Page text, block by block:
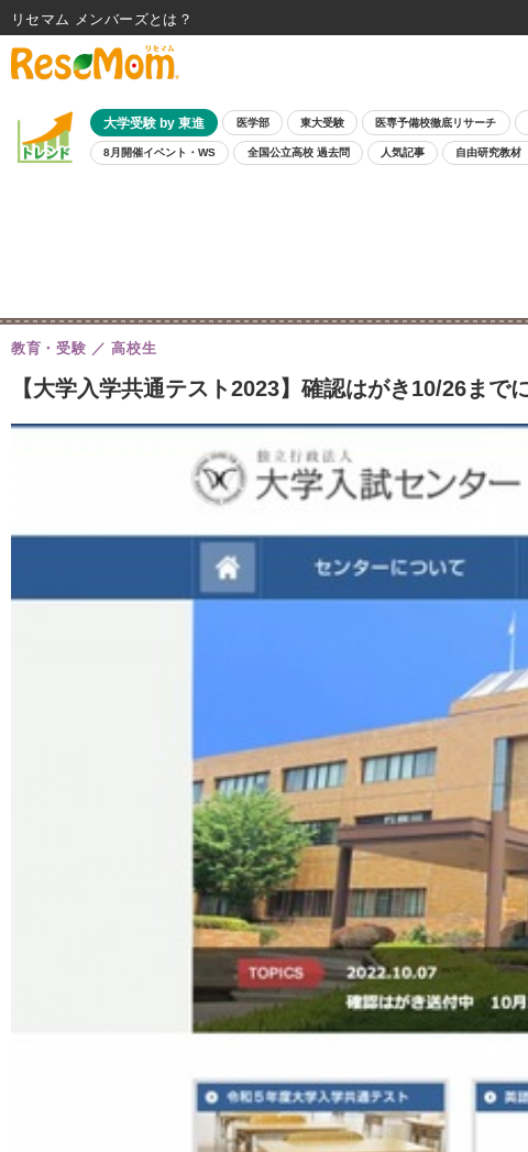
大学受験 by 東進 医学部 東大受験 医専予備校徹底リサーチ
8月開催イベント・WS 全国公立高校 過去問 人気記事 自由研究教材
【大学入学共通テスト2023】確認はがき10/26ま
教育・受験 高校生
リセマム メンバーズ